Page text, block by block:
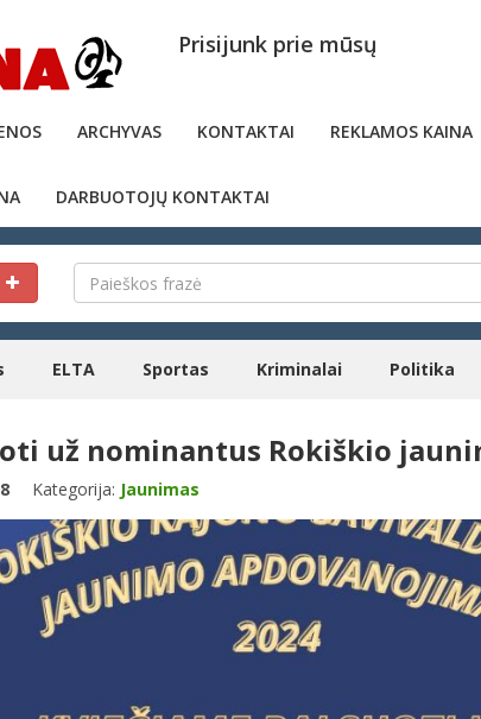
Prisijunk prie mūsų
ARCHYVAS KONTAKTAI REKLAMOS KAINA
DARBUOTOJŲ KONTAKTAI
ELTA Sportas Kriminalai Politika
už nominantus Rokiškio
Kategorija: Jaunimas